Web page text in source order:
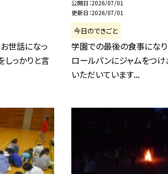
世話になっ
しっかりと言
公開日 2026/07/01
更新日 2026/07/01
今日のできごと
学園での最後の食事になり
ロールパンにジャムをつけ
いただいています...